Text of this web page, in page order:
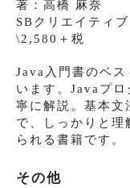
著：高橋 麻奈
SBクリエイティブ
\2,580＋税
Java入門書のベ
います。Javaプ
寧に解説。基本文
で、しっかりと理
られる書籍です。
その他